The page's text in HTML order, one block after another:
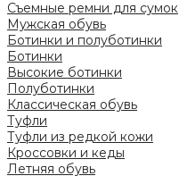
Съемные ремни для сумок
Мужская обувь
Ботинки и полуботинки
Ботинки
Высокие ботинки
Полуботинки
Классическая обувь
Туфли
Туфли из редкой кожи
Кроссовки и кеды
Летняя обувь